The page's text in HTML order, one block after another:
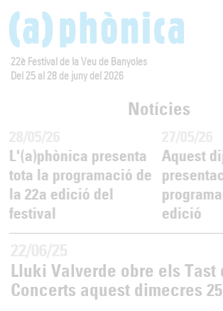
22è Festival de la Veu de Banyoles
Del 25 al 28 de juny del 2026
Notícies
L'(a)phònica presenta
tota la programació de
la 22a edició del
festival
Aquest
edició
Lluki Valverde obre els Tast
Concerts aquest dimecres